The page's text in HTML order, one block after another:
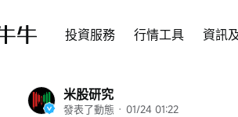
投資服務 行情工具 資訊
米股研究
發表了動態 · 01/24 01:22